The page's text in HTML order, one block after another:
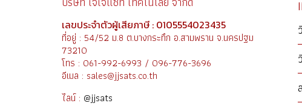
เลขประจำตัวผู้เสียภาษี : 0105554023435
ที่อยู่ : 54/52 ม.8 ต.บางกระทึก อ.สามพราน จ.นครปฐม
73210
โทร : 061-992-6993 / 096-776-3696
อีเมล : sales@jjsats.co.th
ไลน์ : @jjsats